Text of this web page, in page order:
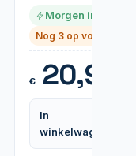
Morgen in huis
Nog 3 op voorraad
€20,95
In
winkelwagen